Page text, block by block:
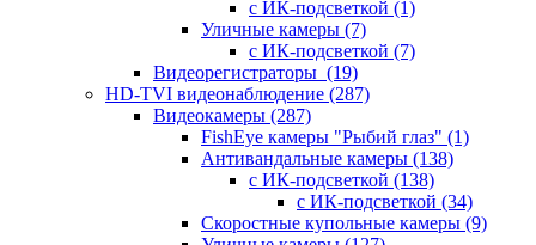
с ИК-подсветкой (1)
Уличные камеры (7)
с ИК-подсветкой (7)
Видеорегистраторы (19)
HD-TVI видеонаблюдение (287)
Видеокамеры (287)
FishEye камеры "Рыбий глаз" (1)
Антивандальные камеры (138)
с ИК-подсветкой (138)
с ИК-подсветкой (34)
Скоростные купольные камеры (9)